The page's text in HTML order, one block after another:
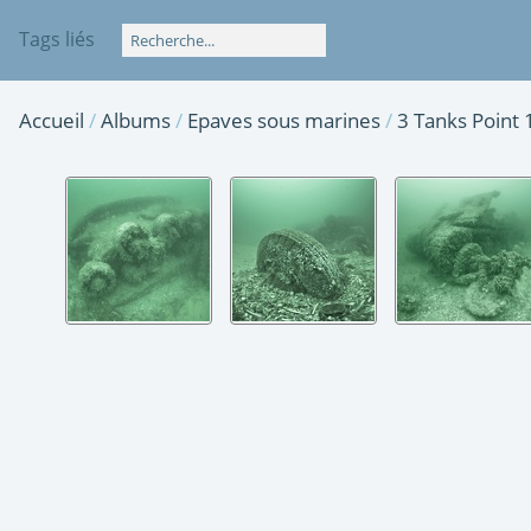
Tags liés
Accueil /Albums/ Epaves sous marines/3 Tanks Point